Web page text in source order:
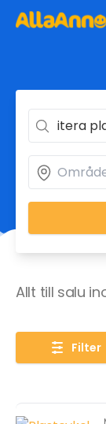
Allt till salu
Filter